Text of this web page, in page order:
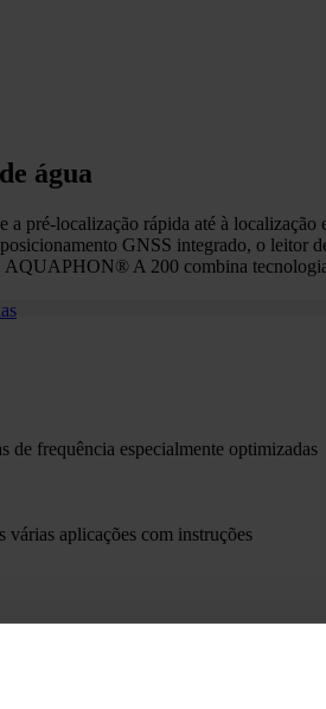
água
localização rápida até à localização
GNSS integrado, o leitor
AQUAPHON® A 200 combina
de frequência especialmente optimizadas
várias aplicações com instruções